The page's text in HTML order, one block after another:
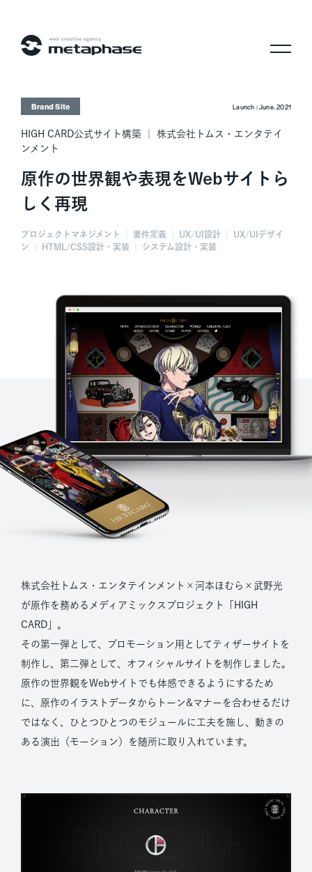
株式会社メタフェイズ
Brand Site
HIGH CARD公式サイト構築 ｜ 株式会社トムス・エンタテイ
ンメント
Launch : June. 2021
原作の世界観や表現をWebサイトら
しく再現
プロジェクトマネジメント ｜ 要件定義 ｜ UX/UI設計 ｜ UX/UIデザイ
ン ｜ HTML/CSS設計・実装 ｜ システム設計・実装
株式会社トムス・エンタテインメント×河本ほむら×武野光
が原作を務めるメディアミックスプロジェクト「HIGH
CARD」。
その第一弾として、プロモーション用としてティザーサイトを
制作し、第二弾として、オフィシャルサイトを制作しました。
原作の世界観をWebサイトでも体感できるようにするため
に、原作のイラストデータからトーン&マナーを合わせるだけ
ではなく、ひとつひとつのモジュールに工夫を施し、動きの
ある演出（モーション）を随所に取り入れています。